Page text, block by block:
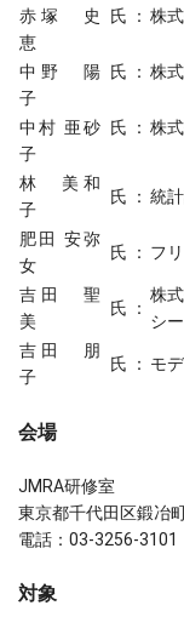
赤塚 史
恵
氏 ： 株
中野 陽
子
氏 ： 株
中村 亜砂
子
氏 ： 株
林 美和
子
氏 ： 統
肥田 安弥
女
氏 ： フ
吉田 聖
美
氏 ：
株
シー
吉田 朋
子
氏 ： モ
会場
JMRA研修室
東京都千代田区鍛冶
電話：03-3256-3101
対象